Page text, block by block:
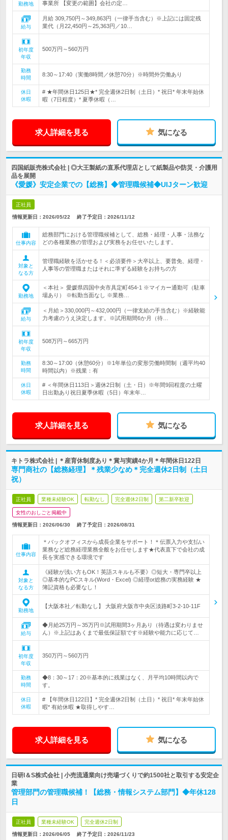
勤務地 事業所 【変更の範囲】会社の定…
給与
月給 309,750円～349,863円（一律手当含む）※上記には固定残
業代（月22,450円～25,363円／10…
初年度
年収
500万円～560万円
勤務
時間
8:30～17:40（実働8時間／休憩70分）※時間外労働あり
休日
休暇
# ★年間休日125日★* 完全週休2日制（土日）* 祝日* 年末年始休
暇（7日程度）* 夏季休暇（…
求人詳細を見る 気になる
四国紙販売株式会社 | ◎大王製紙の直系代理店として紙製品や防災・介護用
品を展開
《愛媛》安定企業での【総務】◆管理職候補◆UIJターン歓迎
正社員
情報更新日：2026/05/22 終了予定日： 2026/11/12
仕事内容
総務部門における管理職候補として、総務・経理・人事・法務な
どの各種業務の管理および実務をお任せいたします。
対象と
なる方
管理職経験を活かせる！＜必須要件＞大卒以上、要普免、経理・
人事等の管理職またはそれに準ずる経験をお持ちの方
勤務地
＜本社＞ 愛媛県四国中央市具定町454-1 ※マイカー通勤可（駐車
場あり） ※転勤当面なし ※業務…
給与
＜月給＞330,000円～432,000円（一律支給の手当含む）※経験能
力考慮のうえ決定します。※試用期間6か月（待…
初年度
年収
508万円～665万円
勤務
時間
8:30～17:00（休憩60分）※1年単位の変形労働時間制（週平均40
時間以内）※残業：有
休日
休暇
# ＜年間休日113日＞週休2日制（土・日）※年間9回程度の土曜
日出勤あり祝日夏季休暇（5日）年末年…
求人詳細を見る 気になる
キトラ株式会社 | ＊産育休制度あり＊賞与実績4か月＊年間休日122日
専門商社の【総務経理】＊残業少なめ＊完全週休2日制（土日
祝）
正社員 業種未経験OK 転勤なし 完全週休2日制 第二新卒歓迎
女性のおしごと掲載中
情報更新日：2026/06/30 終了予定日： 2026/08/31
仕事内容
＊バックオフィスから成長企業をサポート！＊伝票入力や支払い
業務など総務経理業務全般をお任せします★代表直下で会社の成
長を実感できる環境です
対象と
なる方
《経験が浅い方もOK！英語スキルも不要》◎短大・専門卒以上
◎基本的なPCスキル(Word・Excel) ◎経理or総務の実務経験 ★
簿記資格も必要なし！
勤務地
【大阪本社／転勤なし】 大阪府大阪市中央区淡路町3-2-10-11F
給与
◆月給25万円～35万円※試用期間3ヶ月あり（待遇は変わりませ
ん）※上記はあくまで最低保証額です※経験や能力に応じて…
初年度
年収
350万円～560万円
勤務
時間
◆8：30～17：20※基本的に残業はなく、月平均10時間以内で
す。
休日
休暇
# 【年間休日122日】* 完全週休2日制（土日）* 祝日* 年末年始休
暇* 有給休暇 ★取得しやす…
求人詳細を見る 気になる
日研I＆S株式会社 | 小売流通業向け売場づくりで約1500社と取引する安定企
業
管理部門の管理職候補！【総務・情報システム部門】◆年休128
日
正社員 業種未経験OK 完全週休2日制
情報更新日：2026/06/05 終了予定日： 2026/11/23